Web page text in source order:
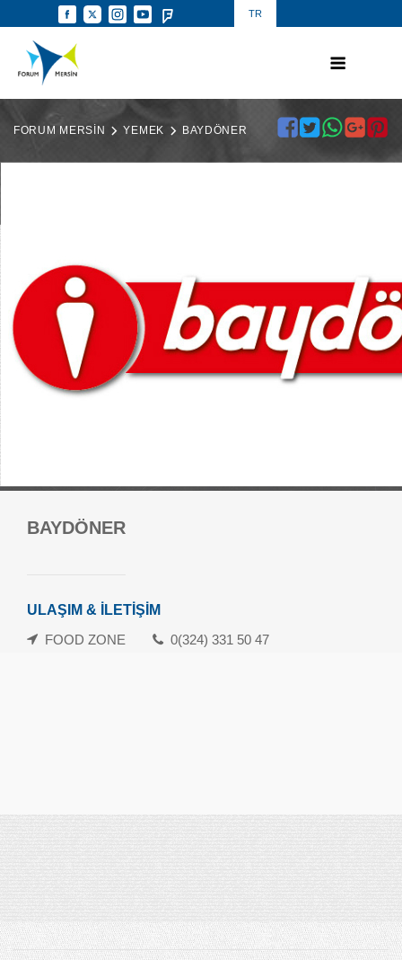
TR
FORUM MERSİN YEMEK BAYDÖNER
BAYDÖNER
ULAŞIM & İLETİŞİM
FOOD ZONE
0(324) 331 50 47
Forum Mersin Alışveriş Merkezi
İletişim: 0324 239 10 70
Havamaş Servis Saatleri